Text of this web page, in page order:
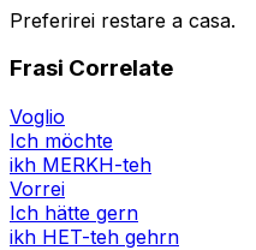
Preferirei restare a casa.
Frasi Correlate
Voglio
Ich möchte
ikh MERKH-teh
Vorrei
Ich hätte gern
ikh HET-teh gehrn